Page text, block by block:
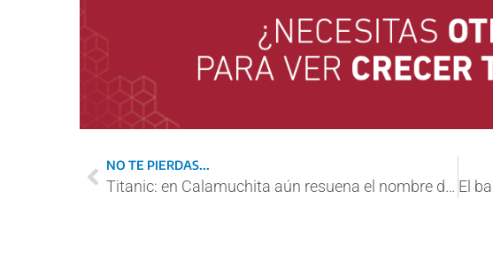
NO TE PIERDAS...
Titanic: en Calamuchita aún resuena el nombre del único argentino fallecido en el naufragio